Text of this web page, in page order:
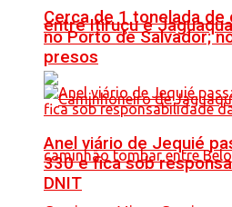
entre Itiruçu e
Cerca de 1 tonelada
no Porto de Salvador;
presos
Anel viário de Jequié
330 e fica sob
DNIT